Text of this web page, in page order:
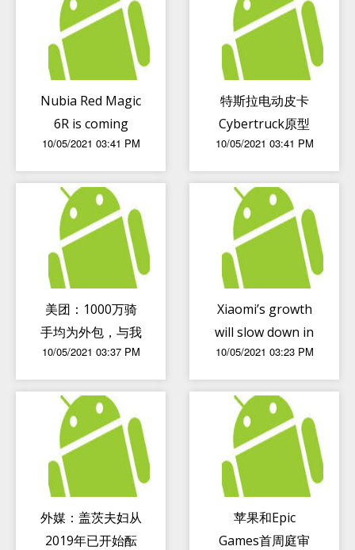
Nubia Red Magic
6R is coming
with a 6.67-inch
screen and a
quad-camera
10/05/2021 03:41 PM
特斯拉电动皮卡
Cybertruck原型
车现身纽约 还经
过了时代广场
10/05/2021 03:41 PM
美团：1000万骑
手均为外包，与我
们无直接劳动关系
10/05/2021 03:37 PM
Xiaomi’s growth
will slow down in
the upcoming
months
10/05/2021 03:23 PM
外媒：盖茨夫妇从
2019年已开始酝
苹果和Epic
Games首周庭审